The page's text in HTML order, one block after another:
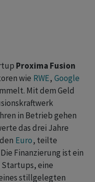
Proxima Fusion
wie RWE, Google
Mit dem Geld
in Betrieb gehen
das drei Jahre
Euro, teilte
Finanzierung ist ein
eine
stillgelegten